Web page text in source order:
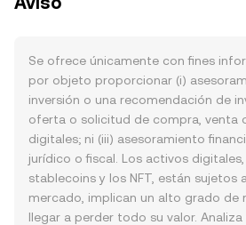
Se ofrece únicamente con fines
por objeto proporcionar (i)
inversión o una recomendación de
oferta o solicitud de compra, venta
digitales; ni (iii) asesoramiento
jurídico o fiscal. Los activos
stablecoins y los NFT, están sujetos
mercado, implican un alto grado de
llegar a perder todo su valor.